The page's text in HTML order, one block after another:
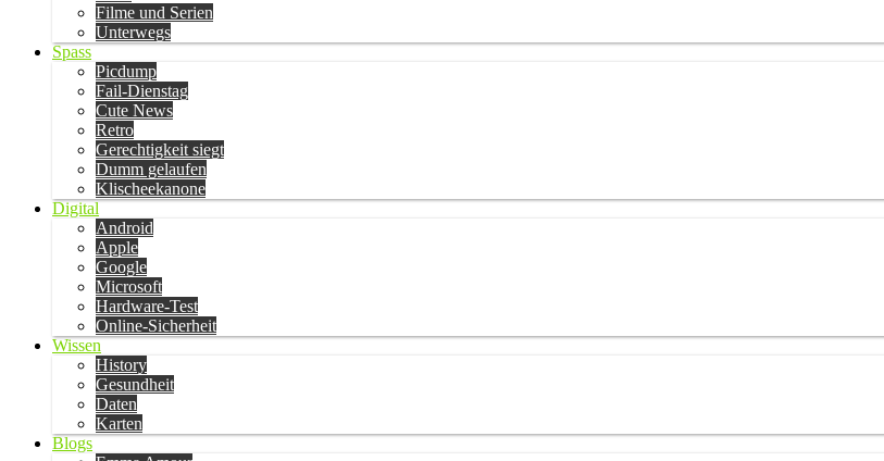
Filme und Serien
Unterwegs
Spass
Picdump
Fail-Dienstag
Cute News
Retro
Gerechtigkeit siegt
Dumm gelaufen
Klischeekanone
Digital
Android
Apple
Google
Microsoft
Hardware-Test
Online-Sicherheit
Wissen
History
Gesundheit
Daten
Karten
Blogs